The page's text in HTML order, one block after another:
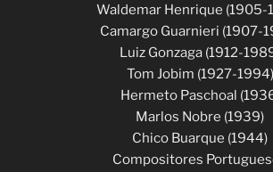
Waldemar Henrique (1905-
Camargo Guarnieri (1907-
Luiz Gonzaga (1912-
Tom Jobim (1927-1994)
Hermeto Paschoal
Marlos Nobre (1939)
Chico Buarque (1944)
Compositores